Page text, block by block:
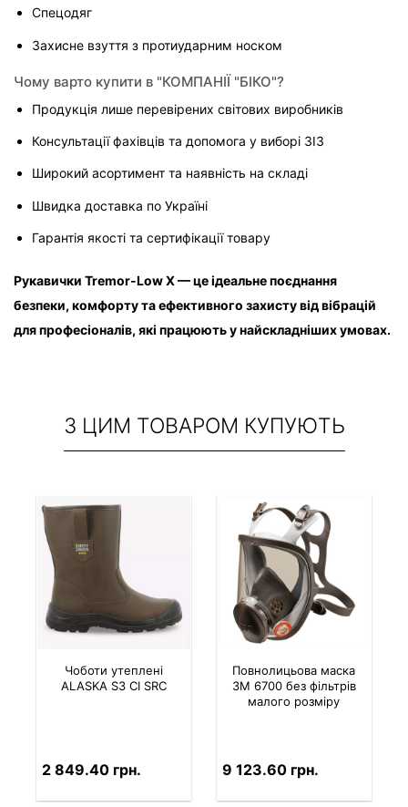
Спецодяг
Захисне взуття з протиударним носком
Чому варто купити в "КОМПАНІЇ "БІКО"?
Продукція лише перевірених світових виробників
Консультації фахівців та допомога у виборі ЗІЗ
Широкий асортимент та наявність на складі
Швидка доставка по Україні
Гарантія якості та сертифікації товару
Рукавички Tremor-Low X — це ідеальне поєднання
безпеки, комфорту та ефективного захисту від вібрацій
для професіоналів, які працюють у найскладніших умовах.
З ЦИМ ТОВАРОМ КУПУЮТЬ
Чоботи утеплені
ALASKA S3 CI SRC
2 849.40 грн.
Повнолицьова маска
3M 6700 без фільтрів
малого розміру
9 123.60 грн.